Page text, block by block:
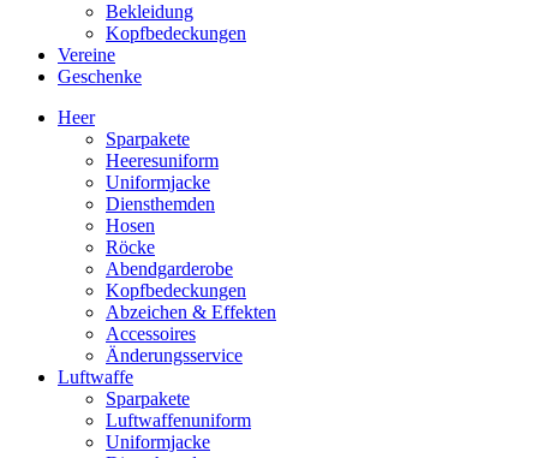
Bekleidung
Kopfbedeckungen
Vereine
Geschenke
Heer
Sparpakete
Heeresuniform
Uniformjacke
Diensthemden
Hosen
Röcke
Abendgarderobe
Kopfbedeckungen
Abzeichen & Effekten
Accessoires
Änderungsservice
Luftwaffe
Sparpakete
Luftwaffenuniform
Uniformjacke